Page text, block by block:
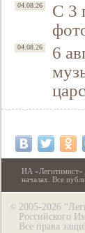
04.08.26
С 3
04.08.26
6
ИА «Легитимист»
началах. Все
© 2005-2026
Российского
Все права